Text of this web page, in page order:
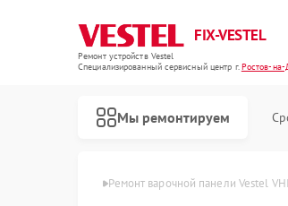
FIX-VESTEL
Ремонт устройств Vestel
Специализированный cервисный центр г.Ростов-на-
Мы ремонтируем
Ремонт варочной панели Vestel